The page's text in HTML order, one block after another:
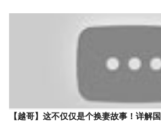
【越哥】这不仅仅是个换妻故事！详解